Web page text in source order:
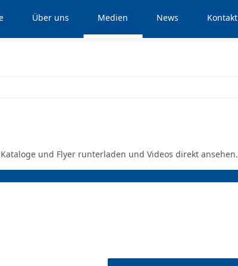
Über uns Medien News Kontakt
und Flyer runterladen und Videos direkt ansehen.